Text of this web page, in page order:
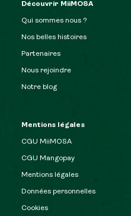
Découvrir MiiMOSA
Qui sommes nous ?
Nos belles histoires
Partenaires
Nous rejoindre
Notre blog
Mentions légales
CGU MiiMOSA
CGU Mangopay
Mentions légales
Données personnelles
Cookies